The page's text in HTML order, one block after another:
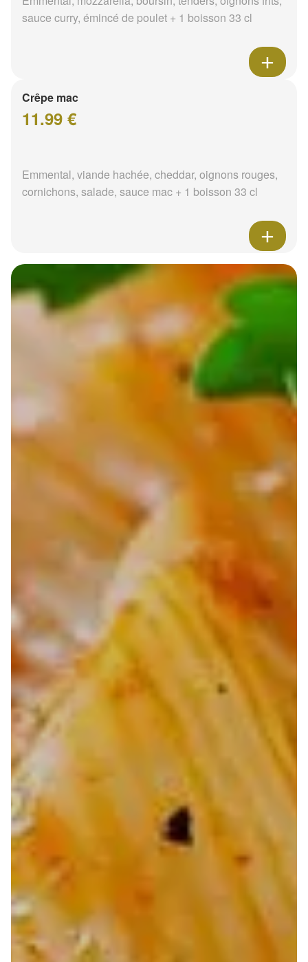
sauce curry, émincé de poulet + 1 boisson 33 cl
Crêpe mac
11.99 €
Emmental, viande hachée, cheddar, oignons rouges,
cornichons, salade, sauce mac + 1 boisson 33 cl